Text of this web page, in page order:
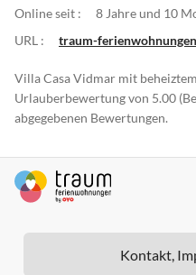
Online seit :
8 Jahre und 10
URL :
traum-
Villa Casa Vidmar mit
Urlauberbewertung von 5.00
abgegebenen Bewertungen.
Kontakt,